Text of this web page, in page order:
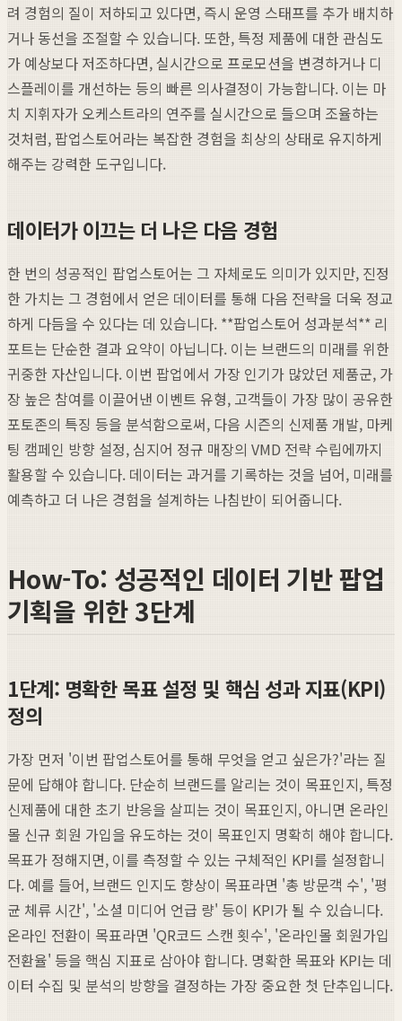
려 경험의 질이 저하되고 있다면, 즉시 운영 스태프를 추가 배치하
거나 동선을 조절할 수 있습니다. 또한, 특정 제품에 대한 관심도
가 예상보다 저조하다면, 실시간으로 프로모션을 변경하거나 디
스플레이를 개선하는 등의 빠른 의사결정이 가능합니다. 이는 마
치 지휘자가 오케스트라의 연주를 실시간으로 들으며 조율하는
것처럼, 팝업스토어라는 복잡한 경험을 최상의 상태로 유지하게
해주는 강력한 도구입니다.
데이터가 이끄는 더 나은 다음 경험
한 번의 성공적인 팝업스토어는 그 자체로도 의미가 있지만, 진정
한 가치는 그 경험에서 얻은 데이터를 통해 다음 전략을 더욱 정교
하게 다듬을 수 있다는 데 있습니다. **팝업스토어 성과분석** 리
포트는 단순한 결과 요약이 아닙니다. 이는 브랜드의 미래를 위한
귀중한 자산입니다. 이번 팝업에서 가장 인기가 많았던 제품군, 가
장 높은 참여를 이끌어낸 이벤트 유형, 고객들이 가장 많이 공유한
포토존의 특징 등을 분석함으로써, 다음 시즌의 신제품 개발, 마케
팅 캠페인 방향 설정, 심지어 정규 매장의 VMD 전략 수립에까지
활용할 수 있습니다. 데이터는 과거를 기록하는 것을 넘어, 미래를
예측하고 더 나은 경험을 설계하는 나침반이 되어줍니다.
How-To: 성공적인 데이터 기반 팝업
기획을 위한 3단계
1단계: 명확한 목표 설정 및 핵심 성과 지표(KPI)
정의
가장 먼저 '이번 팝업스토어를 통해 무엇을 얻고 싶은가?'라는 질
문에 답해야 합니다. 단순히 브랜드를 알리는 것이 목표인지, 특정
신제품에 대한 초기 반응을 살피는 것이 목표인지, 아니면 온라인
몰 신규 회원 가입을 유도하는 것이 목표인지 명확히 해야 합니다.
목표가 정해지면, 이를 측정할 수 있는 구체적인 KPI를 설정합니
다. 예를 들어, 브랜드 인지도 향상이 목표라면 '총 방문객 수', '평
균 체류 시간', '소셜 미디어 언급 량' 등이 KPI가 될 수 있습니다.
온라인 전환이 목표라면 'QR코드 스캔 횟수', '온라인몰 회원가입
전환율' 등을 핵심 지표로 삼아야 합니다. 명확한 목표와 KPI는 데
이터 수집 및 분석의 방향을 결정하는 가장 중요한 첫 단추입니다.